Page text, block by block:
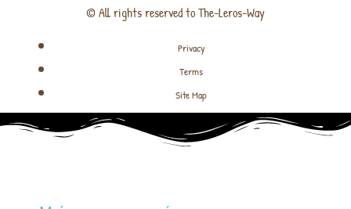
© All rights reserved to The-Leros-Way
Privacy
Terms
Site Map